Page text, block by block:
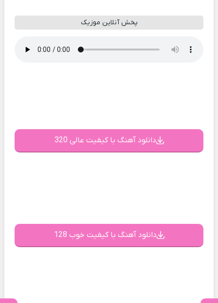
پخش آنلاین موزیک
دانلود آهنگ با کیفیت عالی 320
دانلود آهنگ با کیفیت خوب 128